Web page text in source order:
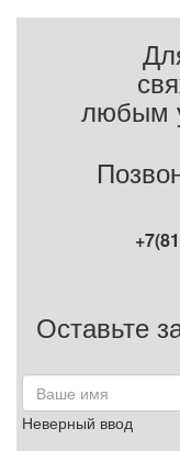
любым
Оставьте
Неверный ввод